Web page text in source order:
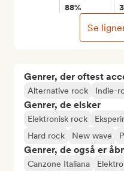
Genrer, der oftest
Alternative rock Indie-
Genrer, de elsker
Elektronisk rock
Hard rock
New wave
Genrer, de også er
Canzone Italiana
88%
Se